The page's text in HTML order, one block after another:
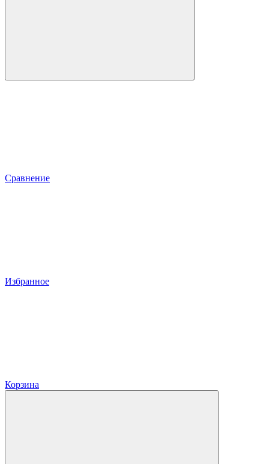
Сравнение
Избранное
Корзина